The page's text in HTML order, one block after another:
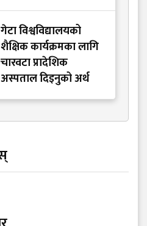
गेटा विश्वविद्यालयको
शैक्षिक कार्यक्रमका लागि
चारवटा प्रादेशिक
अस्पताल दिइनुको अर्थ